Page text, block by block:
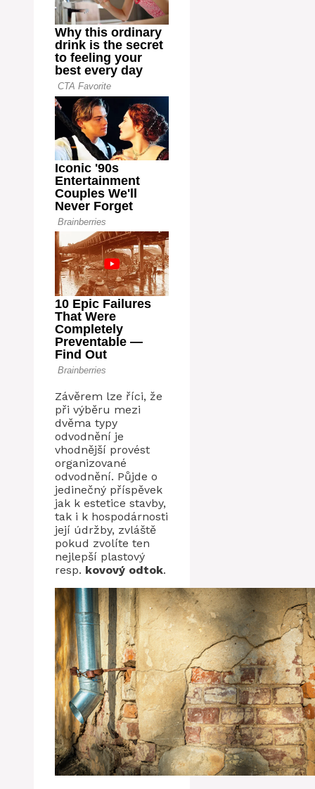
Závěrem lze říci, že
při výběru mezi
dvěma typy
odvodnění je
vhodnější provést
organizované
odvodnění. Půjde o
jedinečný příspěvek
jak k estetice stavby,
tak i k hospodárnosti
její údržby, zvláště
pokud zvolíte ten
nejlepší plastový
resp. kovový odtok.